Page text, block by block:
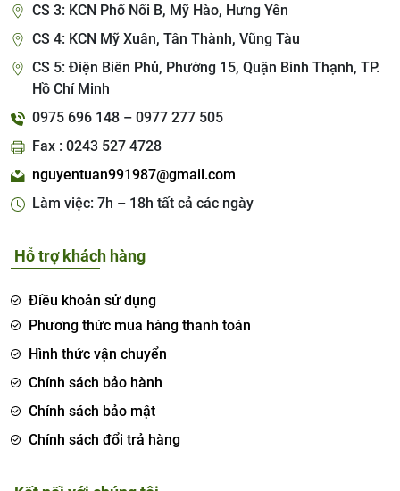
CS 3: KCN Phố Nối B, Mỹ Hào, Hưng Yên
CS 4: KCN Mỹ Xuân, Tân Thành, Vũng Tàu
CS 5: Điện Biên Phủ, Phường 15, Quận Bình Thạnh, TP.
Hồ Chí Minh
0975 696 148 – 0977 277 505
Fax : 0243 527 4728
nguyentuan991987@gmail.com
Làm việc: 7h – 18h tất cả các ngày
Hỗ trợ khách hàng
Điều khoản sử dụng
Phương thức mua hàng thanh toán
Hình thức vận chuyển
Chính sách bảo hành
Chính sách bảo mật
Chính sách đổi trả hàng